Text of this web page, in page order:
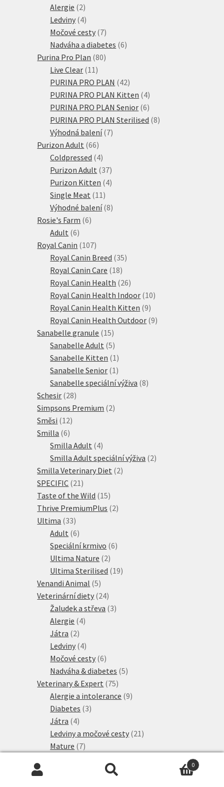
Alergie 22
produkty
Ledviny 44
produkty
Močové cesty 77
produktů
Nadváha a diabetes 66
Purina Pro Plan 8080
Live Clear 11 11
produktů
PURINA PRO PLAN 4242
produktů
PURINA PRO PLAN Kitten 44
produkty
PURINA PRO PLAN Senior 66
produktů
PURINA PRO PLAN Sterilised 88
Výhodná balení 77
Purizon Adult 6666
produktů
Coldpressed 44
produkty
Purizon Adult 3737
produktů
Purizon Kitten 44
Single Meat 11 11
produktů
Výhodné balení 88
Rosie's Farm 66
Adult 66
produktů
Royal Canin 107107
produktů
Royal Canin Breed 3535
Royal Canin Care 1818
produktů
Royal Canin Health 2626
produktů
Royal Canin Health Indoor 1010
Royal Canin Health Kitten 99
produktů
Royal Canin Health Outdoor 99
Sanabelle granule 1515
produktů
Sanabelle Adult 55
produktů
Sanabelle Kitten 1 1
produkt
Sanabelle Senior 1 1
produkt
Sanabelle speciální výživa 88
Schesir 2828
produktů
Simpsons Premium 22
Směsi 1212
Smilla 66
produktů
Smilla Adult 44
produkty
Smilla Adult speciální výživa 22
Smilla Veterinary Diet 22
SPECIFIC 21 21
produktů
Taste of the Wild 1515
produktů
Thrive PremiumPlus 22
Ultima 3333
produktů
Adult 66
produktů
Speciální krmivo 66
Ultima Nature 22
produkty
Ultima Sterilised 1919
Venandi Animal 55
produktů
Veterinární diety 2424
produktů
Žaludek a střeva 33
Alergie 44
Játra 22
produkty
Ledviny 44
produkty
Močové cesty 66
produktů
Nadváha & diabetes 55
Veterinary & Expert 7575
produktů
Alergie a intolerance 99
Diabetes 33
Játra 44
produkty
Ledviny a močové cesty 21 21
Mature 77
produkty
0